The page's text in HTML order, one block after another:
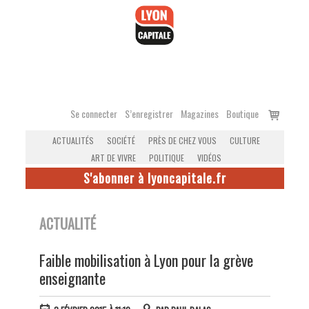
Se connecter S’enregistrer Magazines Boutique
Voir
ACTUALITÉS SOCIÉTÉ PRÈS DE CHEZ VOUS
CULTURE
ART DE VIVRE
POLITIQUE VIDÉOS
S'abonner à lyoncapitale.fr
ACTUALITÉ
Faible mobilisation à Lyon pour la grève
enseignante